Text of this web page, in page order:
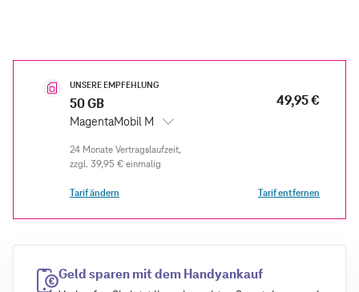
UNSERE EMPFEHLUNG
50 GB
MagentaMobil M
49,95 €
zzgl. 39,95 € einmalig
Tarif ändern Tarif entfernen
Geld sparen mit dem Handyankauf